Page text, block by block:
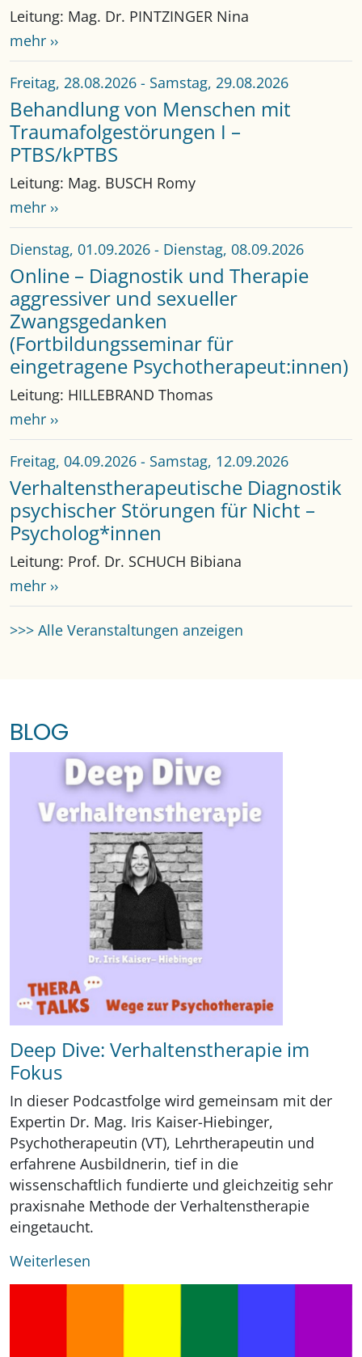
Leitung: Mag. Dr. PINTZINGER Nina
mehr ››
Freitag, 28.08.2026 - Samstag, 29.08.2026
Behandlung von Menschen mit
Traumafolgestörungen I –
PTBS/kPTBS
Leitung: Mag. BUSCH Romy
mehr ››
Dienstag, 01.09.2026 - Dienstag, 08.09.2026
Online – Diagnostik und Therapie
aggressiver und sexueller
Zwangsgedanken
(Fortbildungsseminar für
eingetragene Psychotherapeut:innen)
Leitung: HILLEBRAND Thomas
mehr ››
Freitag, 04.09.2026 - Samstag, 12.09.2026
Verhaltenstherapeutische Diagnostik
psychischer Störungen für Nicht –
Psycholog*innen
Leitung: Prof. Dr. SCHUCH Bibiana
mehr ››
>>> Alle Veranstaltungen anzeigen
BLOG
Deep Dive: Verhaltenstherapie im
Fokus
In dieser Podcastfolge wird gemeinsam mit der
Expertin Dr. Mag. Iris Kaiser-Hiebinger,
Psychotherapeutin (VT), Lehrtherapeutin und
erfahrene Ausbildnerin, tief in die
wissenschaftlich fundierte und gleichzeitig sehr
praxisnahe Methode der Verhaltenstherapie
eingetaucht.
Weiterlesen